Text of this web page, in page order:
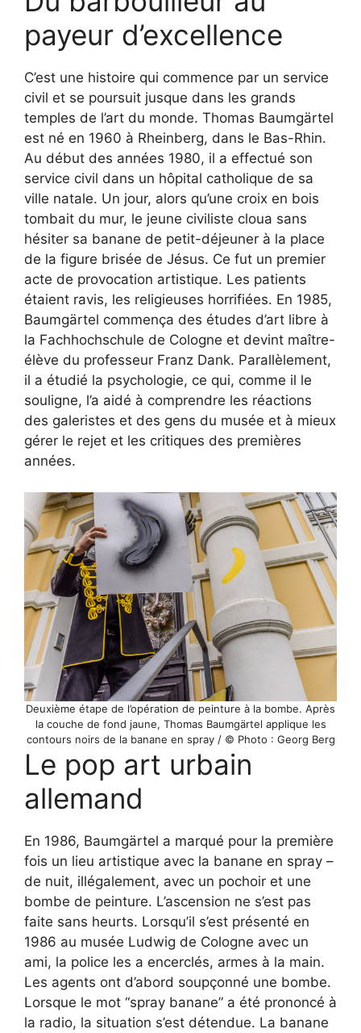
payeur d’excellence
C’est une histoire qui commence par un service
civil et se poursuit jusque dans les grands
temples de l’art du monde. Thomas Baumgärtel
est né en 1960 à Rheinberg, dans le Bas-Rhin.
Au début des années 1980, il a effectué son
service civil dans un hôpital catholique de sa
ville natale. Un jour, alors qu’une croix en bois
tombait du mur, le jeune civiliste cloua sans
hésiter sa banane de petit-déjeuner à la place
de la figure brisée de Jésus. Ce fut un premier
acte de provocation artistique. Les patients
étaient ravis, les religieuses horrifiées. En 1985,
Baumgärtel commença des études d’art libre à
la Fachhochschule de Cologne et devint maître-
élève du professeur Franz Dank. Parallèlement,
il a étudié la psychologie, ce qui, comme il le
souligne, l’a aidé à comprendre les réactions
des galeristes et des gens du musée et à mieux
gérer le rejet et les critiques des premières
années.
Deuxième étape de l’opération de peinture à la bombe. Après
la couche de fond jaune, Thomas Baumgärtel applique les
contours noirs de la banane en spray / © Photo : Georg Berg
Le pop art urbain
allemand
En 1986, Baumgärtel a marqué pour la première
fois un lieu artistique avec la banane en spray –
de nuit, illégalement, avec un pochoir et une
bombe de peinture. L’ascension ne s’est pas
faite sans heurts. Lorsqu’il s’est présenté en
1986 au musée Ludwig de Cologne avec un
ami, la police les a encerclés, armes à la main.
Les agents ont d’abord soupçonné une bombe.
Lorsque le mot “spray banane” a été prononcé à
la radio, la situation s’est détendue. La banane